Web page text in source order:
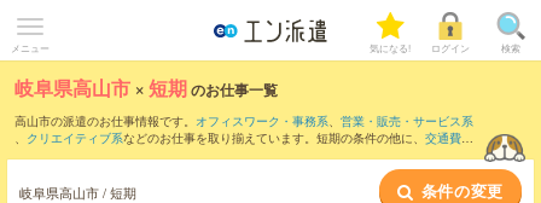
メニュー 気になる! ログイン 検索
岐阜県高山市 ×短期のお仕事一覧
高山市の派遣のお仕事情報です。 オフィスワーク・事務系、 営業・販売・サービス系
、 クリエイティブ系などのお仕事を取り揃えています。短期の条件の他に、 交通費別
岐阜県高山市 / 短期 条件の変更